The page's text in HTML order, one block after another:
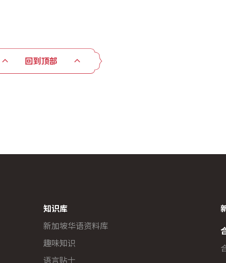
回到顶部
知识库
新加坡华语资料库
趣味知识
语言贴士